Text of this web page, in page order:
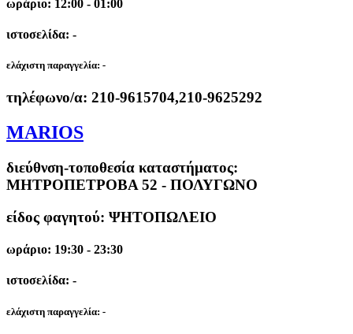
ωράριο: 12:00 - 01:00
ιστοσελίδα: -
ελάχιστη παραγγελία: -
τηλέφωνο/α: 210-9615704,210-9625292
MARIOS
διεύθνση-τοποθεσία καταστήματος:
ΜΗΤΡΟΠΕΤΡΟΒΑ 52 - ΠΟΛΥΓΩΝΟ
είδος φαγητού: ΨΗΤΟΠΩΛΕΙΟ
ωράριο: 19:30 - 23:30
ιστοσελίδα: -
ελάχιστη παραγγελία: -